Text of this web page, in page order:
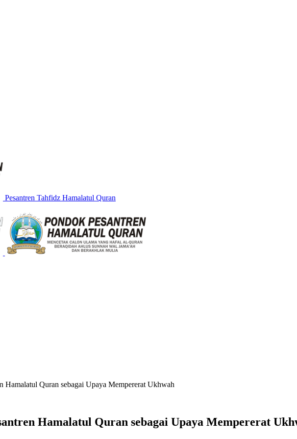
Pesantren Tahfidz Hamalatul Quran
Hamalatul Quran sebagai Upaya Mempererat Ukhwah
Hamalatul Quran sebagai Upaya Mempererat